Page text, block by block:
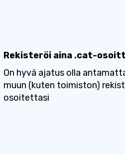
Rekisteröi aina .cat-
On hyvä ajatus olla
muun (kuten toimiston)
osoitettasi